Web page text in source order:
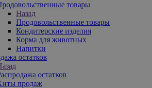
товары
Назад
Продовольственные товары
Кондитерские изделия
Корма для животных
Напитки
остатков
остатков
продаж